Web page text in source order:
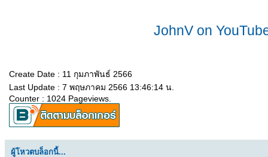
JohnV on
Create Date : 11 กุมภาพันธ์ 2566
Last Update : 7 พฤษภาคม 2566 13:46:14 น.
Counter : 1024 Pageviews.
ผู้โหวตบล็อกนี้...